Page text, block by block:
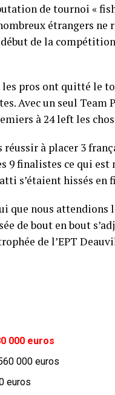
de tournoi «
étrangers
de la
les pros ont quitté le
Avec un seul
à 24 left les
à placer 3
9 finalistes ce qui est
s’étaient hissés en
que nous attendions
de bout en bout
de l’EPT
000 euros
000 euros
euros